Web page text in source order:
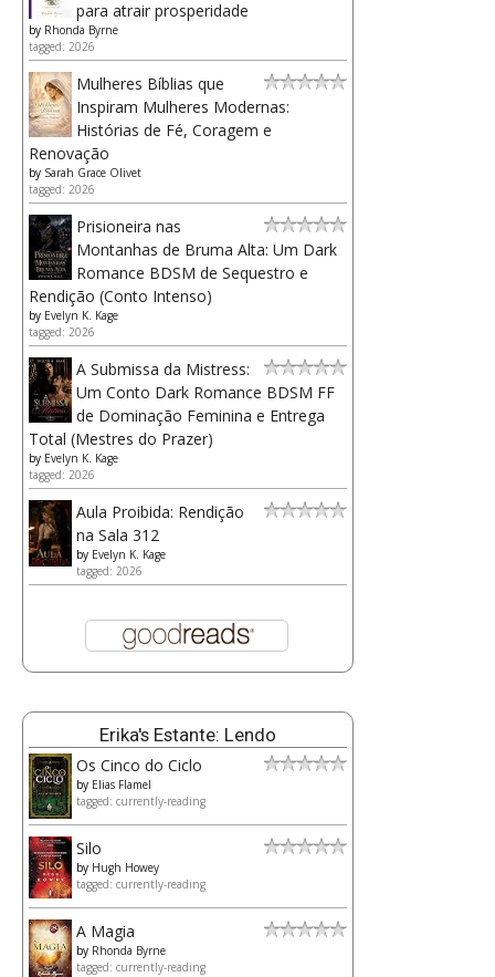
para atrair prosperidade
by Rhonda Byrne
tagged: 2026
Mulheres Bíblias que
Inspiram Mulheres Modernas:
Histórias de Fé, Coragem e
Renovação
by Sarah Grace Olivet
tagged: 2026
Prisioneira nas
Montanhas de Bruma Alta: Um Dark
Romance BDSM de Sequestro e
Rendição (Conto Intenso)
by Evelyn K. Kage
tagged: 2026
A Submissa da Mistress:
Um Conto Dark Romance BDSM FF
de Dominação Feminina e Entrega
Total (Mestres do Prazer)
by Evelyn K. Kage
tagged: 2026
Aula Proibida: Rendição
na Sala 312
by Evelyn K. Kage
tagged: 2026
Erika's Estante: Lendo
Os Cinco do Ciclo
by Elias Flamel
tagged: currently-reading
Silo
by Hugh Howey
tagged: currently-reading
A Magia
by Rhonda Byrne
tagged: currently-reading